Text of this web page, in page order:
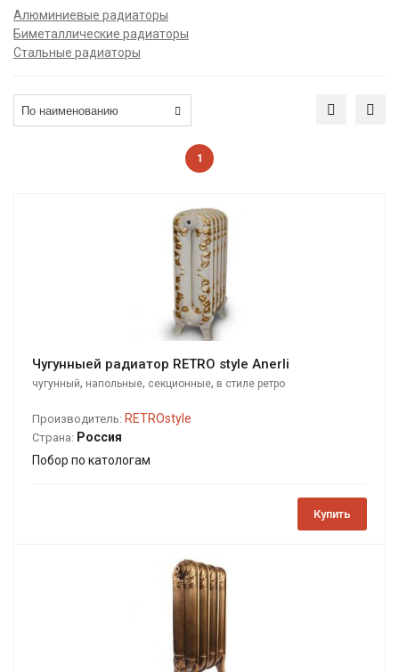
Алюминиевые радиаторы
Биметаллические радиаторы
Стальные радиаторы
1
Чугунныей радиатор RETRO style Anerli
чугунный, напольные, секционные, в стиле ретро
Производитель: RETROstyle
Страна: Россия
Побор по катологам
Купить